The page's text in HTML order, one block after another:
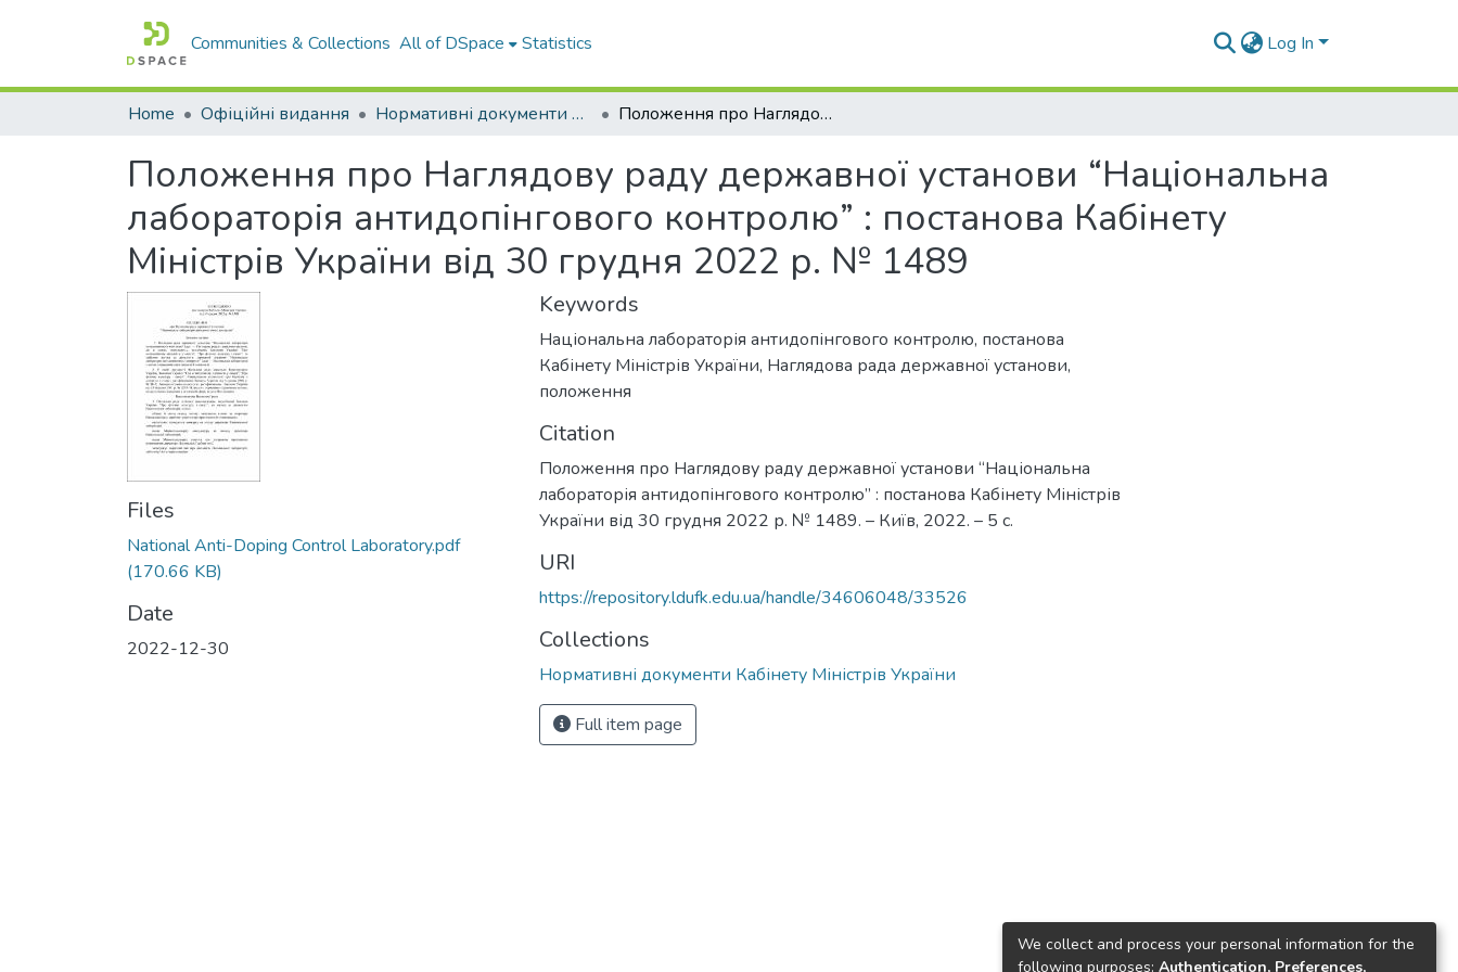
Communities & Collections All of DSpace Statistics Log In
Home Офіційні видання Нормативні документи Кабінету Міністрів України Положення про Наглядову раду державної установи “Національна лабораторія антидопінгового контролю” : постанова Кабінету Міністрів України від 30 грудня 2022 р. № 1489
Положення про Наглядову раду державної установи “Національна
лабораторія антидопінгового контролю” : постанова Кабінету
Міністрів України від 30 грудня 2022 р. № 1489
Files
National Anti-Doping Control Laboratory.pdf
(170.66 KB)
Date
2022-12-30
Keywords
Національна лабораторія антидопінгового контролю, постанова
Кабінету Міністрів України, Наглядова рада державної установи,
положення
Citation
Положення про Наглядову раду державної установи “Національна
лабораторія антидопінгового контролю” : постанова Кабінету Міністрів
України від 30 грудня 2022 р. № 1489. – Київ, 2022. – 5 с.
URI
https://repository.ldufk.edu.ua/handle/34606048/33526
Collections
Нормативні документи Кабінету Міністрів України
Full item page
We collect and process your personal information for the
following purposes: Authentication, Preferences,